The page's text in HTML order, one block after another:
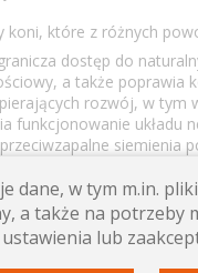
które z różnych
dostęp do
a także
rozwój, w tym
funkcjonowanie układu
przeciwzapalne siemienia
siemienia chronią
regenerację
wpływa na stabilizację
zastosowanie
wprowadzania nowych
dane, w tym m.in.
a także na potrzeby
lub